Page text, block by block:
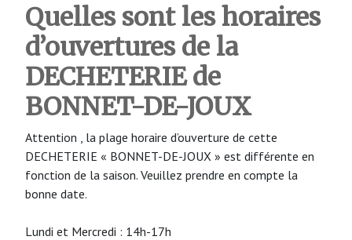
Quelles sont les horaires
d’ouvertures de la
DECHETERIE de
BONNET-DE-JOUX
Attention , la plage horaire d’ouverture de cette
DECHETERIE « BONNET-DE-JOUX » est différente en
fonction de la saison. Veuillez prendre en compte la
bonne date.
Lundi et Mercredi : 14h-17h